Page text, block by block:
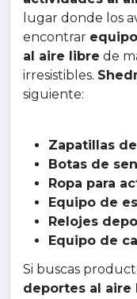
lugar donde los
encontrar
al aire libre de
irresistibles.
siguiente:
Zapatillas
Botas de
Ropa para
Equipo de
Relojes
Equipo de
Si buscas
deportes al aire